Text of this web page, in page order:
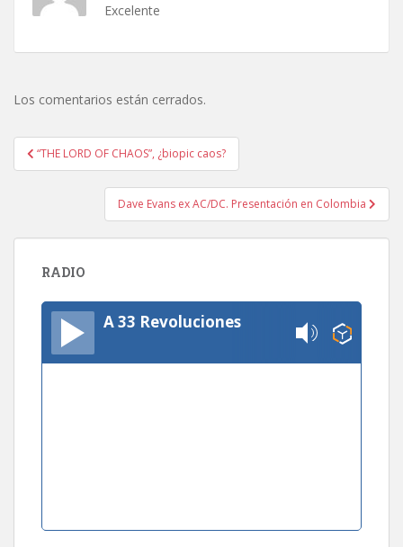
Excelente
Los comentarios están cerrados.
Navegación
de
entradas
“THE LORD OF CHAOS”, ¿biopic caos?
Dave Evans ex AC/DC. Presentación en Colombia
RADIO
A 33 Revoluciones